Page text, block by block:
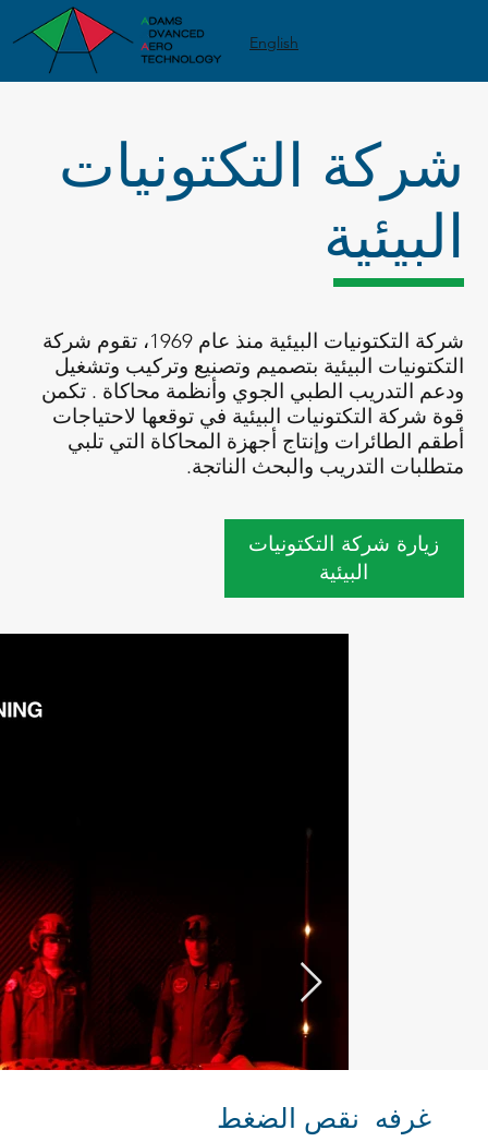
English
غرفه نقص الضغط
شركة التكتونيات
البيئية
شركة التكتونيات البيئية منذ عام 1969، تقوم شركة
التكتونيات البيئية بتصميم وتصنيع وتركيب وتشغيل
ودعم التدريب الطبي الجوي وأنظمة محاكاة . تكمن
قوة شركة التكتونيات البيئية في توقعها لاحتياجات
أطقم الطائرات وإنتاج أجهزة المحاكاة التي تلبي
متطلبات التدريب والبحث الناتجة.
زيارة شركة التكتونيات
البيئية